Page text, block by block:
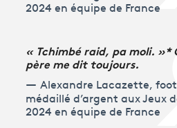
2024 en équipe de France
« Tchimbé raid, pa moli. »*
père me dit toujours.
Alexandre Lacazette,
médaillé d’argent aux Jeux
2024 en équipe de France